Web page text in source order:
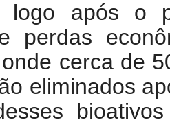
logo após o
perdas
cerca de
eliminados